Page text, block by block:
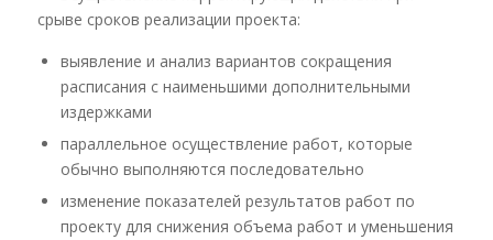
срыве сроков реализации проекта:
выявление и анализ вариантов сокращения
расписания с наименьшими дополнительными
издержками
параллельное осуществление работ, которые
обычно выполняются последовательно
изменение показателей результатов работ по
проекту для снижения объема работ и уменьшения